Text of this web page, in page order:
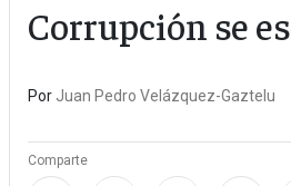
Corrupción se
Por Juan Pedro Velázquez-Gaztelu
Comparte